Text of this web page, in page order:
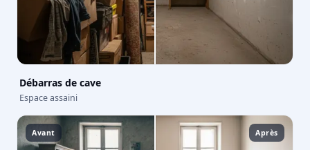
Débarras de cave
Espace assaini
Avant Après